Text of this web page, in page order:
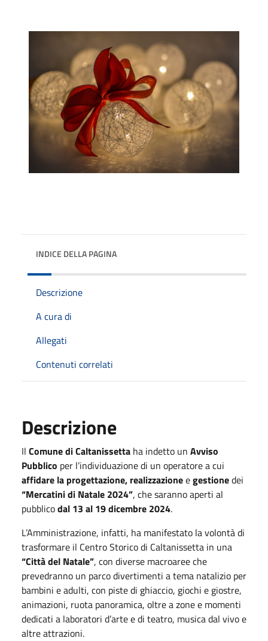
INDICE DELLA PAGINA
Descrizione
A cura di
Allegati
Contenuti correlati
Descrizione
Il Comune di Caltanissetta ha indetto un Avviso
Pubblico per l’individuazione di un operatore a cui
affidare la progettazione, realizzazioneegestionedei
“Mercatini di Natale 2024”, che saranno aperti al
pubblicodal 13 al 19 dicembre 2024.
L’Amministrazione, infatti, ha manifestato la volontà di
trasformare il Centro Storico di Caltanissetta in una
“Città del Natale”, con diverse macroaree che
prevedranno un parco divertimenti a tema natalizio per
bambini e adulti, con piste di ghiaccio, giochi e giostre,
animazioni, ruota panoramica, oltre a zone e momenti
dedicati a laboratori d’arte e di teatro, musica dal vivo e
altre attrazioni.